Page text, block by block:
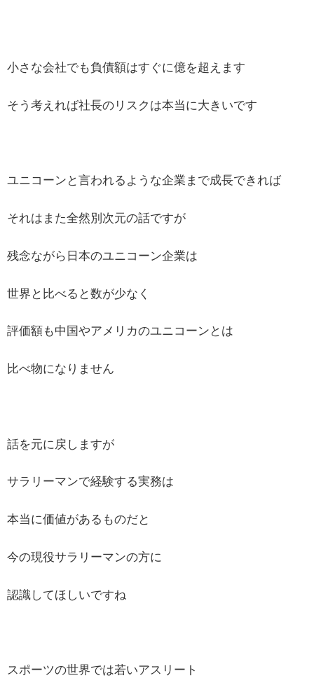
小さな会社でも負債額はすぐに億を超えます
そう考えれば社長のリスクは本当に大きいです
ユニコーンと言われるような企業まで成長できれば
それはまた全然別次元の話ですが
残念ながら日本のユニコーン企業は
世界と比べると数が少なく
評価額も中国やアメリカのユニコーンとは
比べ物になりません
話を元に戻しますが
サラリーマンで経験する実務は
本当に価値があるものだと
今の現役サラリーマンの方に
認識してほしいですね
スポーツの世界では若いアスリート